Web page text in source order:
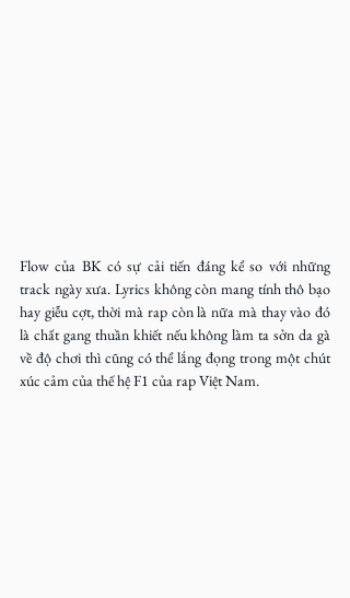
Flow của BK có sự cải tiến đáng kể so với những
track ngày xưa. Lyrics không còn mang tính thô bạo
hay giễu cợt, thời mà rap còn là nữa mà thay vào đó
là chất gang thuần khiết nếu không làm ta sởn da gà
về độ chơi thì cũng có thể lắng đọng trong một chút
xúc cảm của thế hệ F1 của rap Việt Nam.